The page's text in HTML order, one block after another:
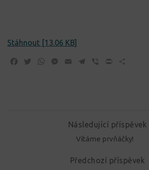
Stáhnout [13.06 KB]
Facebook
TwitterWhatsApp
Messenger
Email Telegram
Viber Print
Následující příspěvek
Vítáme prvňáčky!
Předchozí příspěvek